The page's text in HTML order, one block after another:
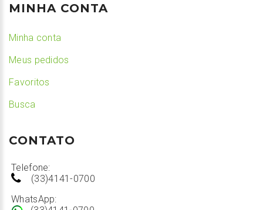
MINHA CONTA
Minha conta
Meus pedidos
Favoritos
Busca
CONTATO
Telefone:
(33)4141-0700
WhatsApp: